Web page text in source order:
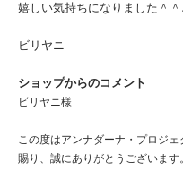
嬉しい気持ちになりました＾＾
ビリヤニ
ショップからのコメント
ビリヤニ様
この度はアンナダーナ・プロジ
賜り、誠にありがとうございます。